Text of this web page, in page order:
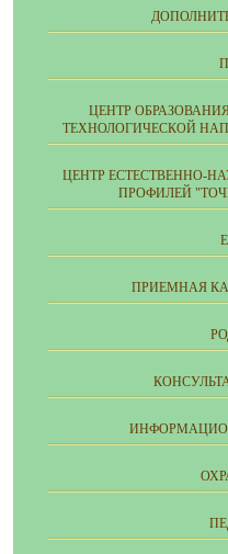
ЦЕНТР
ТЕХНОЛОГИЧЕСКОЙ
ЦЕНТР ЕСТЕСТВЕННО-
ПРОФИЛЕЙ
ПРИЕМНАЯ